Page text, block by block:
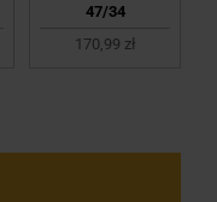
47/34
170,99 zł